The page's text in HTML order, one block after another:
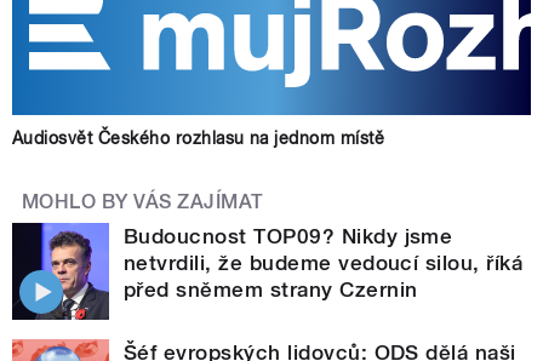
Audiosvět Českého rozhlasu na jednom místě
MOHLO BY VÁS ZAJÍMAT
Budoucnost TOP09? Nikdy jsme
netvrdili, že budeme vedoucí silou, říká
před sněmem strany Czernin
Šéf evropských lidovců: ODS dělá naši